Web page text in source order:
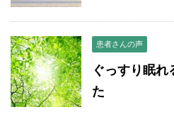
患者さんの声
ぐっすり眠れ
た